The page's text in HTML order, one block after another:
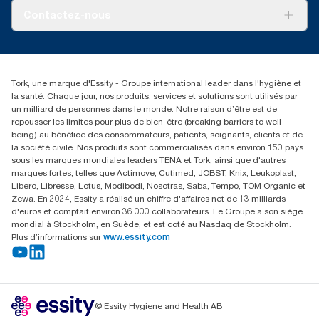
01 85 07 92 00
Tork, une marque d'Essity - Groupe international leader dans l'hygiène et
la santé. Chaque jour, nos produits, services et solutions sont utilisés par
un milliard de personnes dans le monde. Notre raison d’être est de
repousser les limites pour plus de bien-être (breaking barriers to well-
being) au bénéfice des consommateurs, patients, soignants, clients et de
la société civile. Nos produits sont commercialisés dans environ 150 pays
sous les marques mondiales leaders TENA et Tork, ainsi que d'autres
marques fortes, telles que Actimove, Cutimed, JOBST, Knix, Leukoplast,
Libero, Libresse, Lotus, Modibodi, Nosotras, Saba, Tempo, TOM Organic et
Zewa. En 2024, Essity a réalisé un chiffre d'affaires net de 13 milliards
d'euros et comptait environ 36.000 collaborateurs. Le Groupe a son siège
mondial à Stockholm, en Suède, et est coté au Nasdaq de Stockholm.
Plus d’informations sur www.essity.com
© Essity Hygiene and Health AB